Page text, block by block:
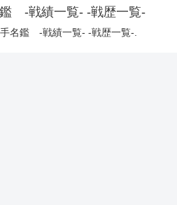
-戦績一覧- -戦歴一覧-
名鑑 -戦績一覧- -戦歴一覧-.